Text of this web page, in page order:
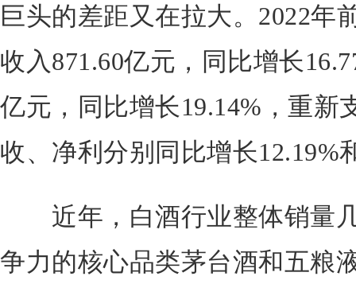
巨头的差距又在拉大。2022年
收入871.60亿元，同比增长
亿元，同比增长19.14%，重新
收、净利分别同比增长12.19%
近年，白酒行业整体销量
争力的核心品类茅台酒和五粮